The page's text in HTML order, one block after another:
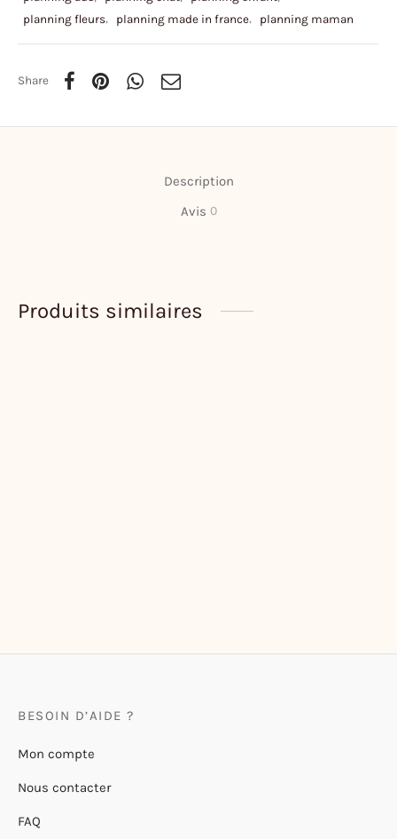
planning fleurs, planning made in france, planning maman
Share
Description
Avis 0
Produits similaires
BESOIN D’AIDE ?
Mon compte
Nous contacter
FAQ